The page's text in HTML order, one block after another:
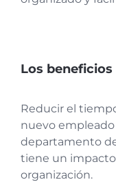
Los
Reducir el
nuevo
departamento
tiene un
organización.